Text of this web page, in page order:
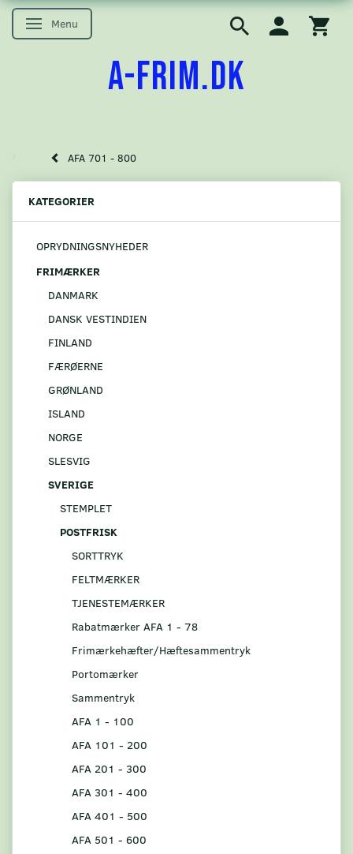
Skifte navigation
Menu
A-FRIM.DK
AFA 701 - 800
KATEGORIER
OPRYDNINGSNYHEDER
FRIMÆRKER
DANMARK
DANSK VESTINDIEN
FINLAND
FÆRØERNE
GRØNLAND
ISLAND
NORGE
SLESVIG
SVERIGE
STEMPLET
POSTFRISK
SORTTRYK
FELTMÆRKER
TJENESTEMÆRKER
Rabatmærker AFA 1 - 78
Frimærkehæfter/Hæftesammentryk
Portomærker
Sammentryk
AFA 1 - 100
AFA 101 - 200
AFA 201 - 300
AFA 301 - 400
AFA 401 - 500
AFA 501 - 600